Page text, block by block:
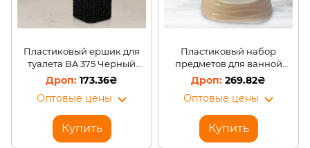
Пластиковый ершик для
туалета BA 375 Черный
(DRK)
173.36₴
Оптовые цены
Купить
Пластиковый набор
предметов для ванной
комнаты Волна, 3
предмета, молочный
269.82₴
Оптовые цены
Купить